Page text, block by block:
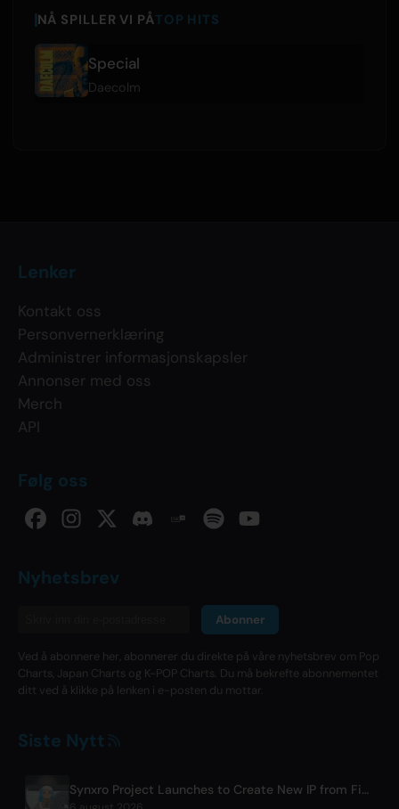
NÅ SPILLER VI PÅTOP HITS
Special
Daecolm
Lenker
Kontakt oss
Personvernerklæring
Administrer informasjonskapsler
Annonser med oss
Merch
API
Følg oss
Nyhetsbrev
Abonner
Ved å abonnere her, abonnerer du direkte på våre nyhetsbrev om Pop
Charts, Japan Charts og K-POP Charts. Du må bekrefte abonnementet
ditt ved å klikke på lenken i e-posten du mottar.
Siste Nytt
Synxro Project Launches to Create New IP from Fictional Anime Openings